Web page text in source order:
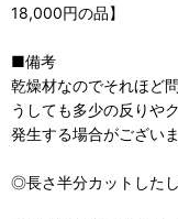
18,000円の品】
■備考
乾燥材なのでそれほど
うしても多少の反りや
発生する場合がございま
◎長さ半分カットした